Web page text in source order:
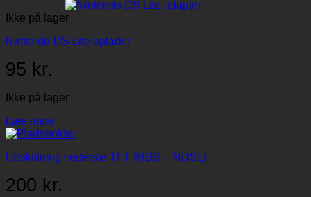
Ikke på lager
Nintendo DS Lite oplader
95 kr.
Ikke på lager
Læs mere
Udskiftning nederste TFT (NDS + NDSL)
200 kr.